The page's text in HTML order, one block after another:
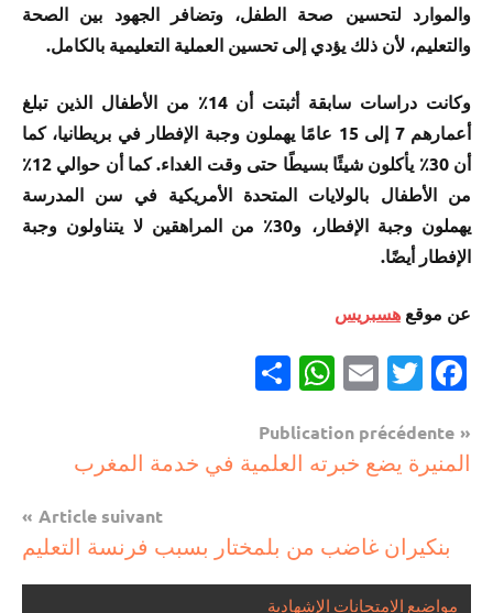
والموارد لتحسين صحة الطفل، وتضافر الجهود بين الصحة
والتعليم، لأن ذلك يؤدي إلى تحسين العملية التعليمية بالكامل.
وكانت دراسات سابقة أثبتت أن 14٪ من الأطفال الذين تبلغ
أعمارهم 7 إلى 15 عامًا يهملون وجبة الإفطار في بريطانيا، كما
أن 30٪ يأكلون شيئًا بسيطًا حتى وقت الغداء. كما أن حوالي 12٪
من الأطفال بالولايات المتحدة الأمريكية في سن المدرسة
يهملون وجبة الإفطار، و30٪ من المراهقين لا يتناولون وجبة
الإفطار أيضًا.
عن موقع هسبريس
Facebook
Twitter
Email
WhatsApp
مستجدات
تربوية
Navigation
de
Publication précédente
المنيرة يضع خبرته العلمية في خدمة المغرب
Article suivant
بنكيران غاضب من بلمختار بسبب فرنسة التعليم
مواضيع الامتحانات الإشهادية